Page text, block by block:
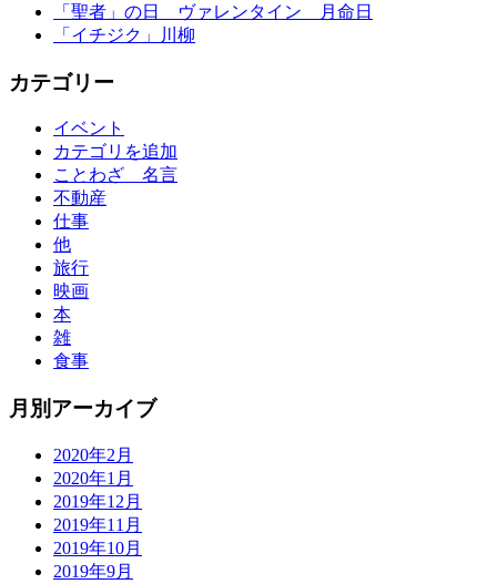
「聖者」の日 ヴァレンタイン 月命日
「イチジク」川柳
カテゴリー
イベント
カテゴリを追加
ことわざ 名言
不動産
仕事
他
旅行
映画
本
雑
食事
月別アーカイブ
2020年2月
2020年1月
2019年12月
2019年11月
2019年10月
2019年9月